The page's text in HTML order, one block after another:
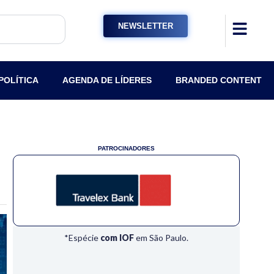
NEWSLETTER
AGENDA DE LÍDERES BRANDED CONTENT
PATROCINADORES